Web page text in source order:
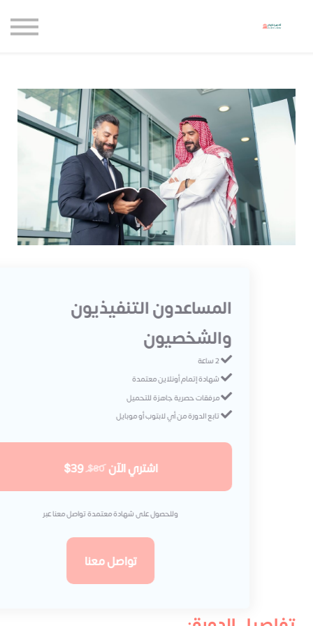
حساب جديد
تسجيل الدخول
المساعدون التنفيذيون
والشخصيون
2 ساعة
شهادة إتمام أونلاين معتمدة
مرفقات حصرية جاهزة للتحميل
تابع الدورة من أي لابتوب أو موبايل
اشتري الآن $80
$39
وللحصول على شهادة معتمدة تواصل معنا عبر
تواصل معنا